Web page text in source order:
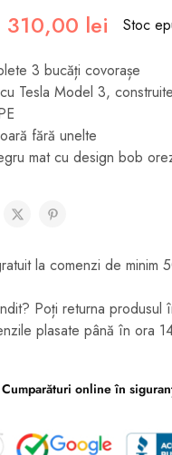
310,00 lei Stoc
3 bucăți covorașe
Tesla Model 3,
fără unelte
mat cu design bob
la comenzi de minim
Poți returna produsul
plasate până în ora
Cumparături online în